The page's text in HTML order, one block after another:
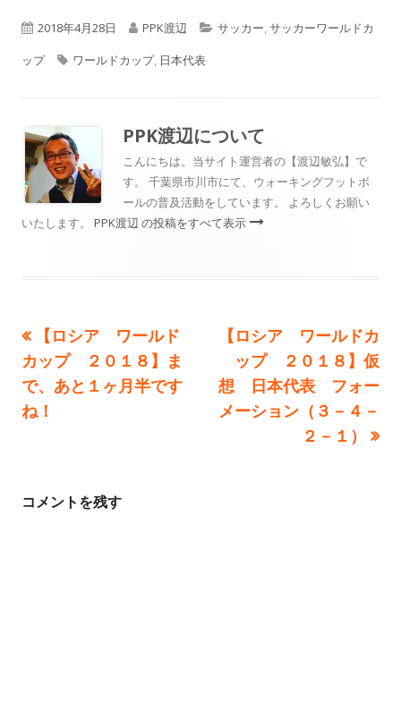
公
開
2018年4月28日
作
成
PPK渡辺
カ
ー
サッカー,サッカーワールドカ
ップ
タ
ワールドカップ, 日本代表
PPK渡辺について
こんにちは。当サイト運営者の【渡辺敏弘】で
す。 千葉県市川市にて、ウォーキングフットボ
ールの普及活動をしています。 よろしくお願い
いたします。 PPK渡辺 の投稿をすべて表示
投
稿
ナ
ゲ
前
の
記
事:
【ロシア ワールド
カップ ２０１８】ま
で、あと１ヶ月半です
ね！
次
記
事:
【ロシア ワールドカ
ップ ２０１８】仮
想 日本代表 フォー
メーション（３－４－
２－１）
コメントを残す